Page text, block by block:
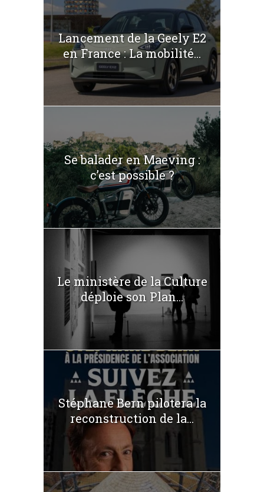
Lancement de la Geely E2
en France : La mobilité...
Se balader en Maeving :
c’est possible ?
Le ministère de la Culture
déploie son Plan...
Stéphane Bern pilotera la
reconstruction de la...